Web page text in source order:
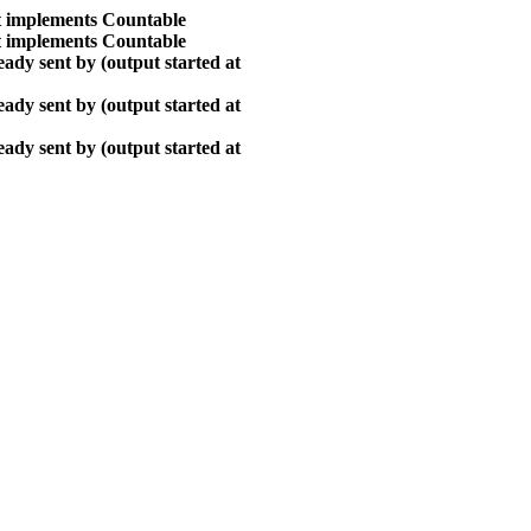
Countable
Countable
sent by (output started at
sent by (output started at
sent by (output started at